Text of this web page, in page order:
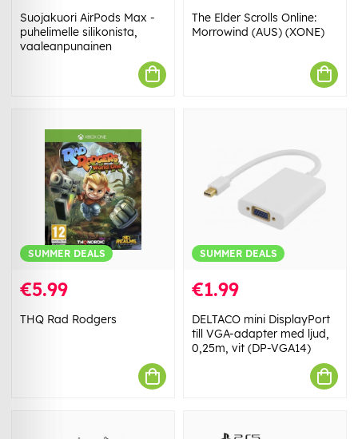
Suojakuori AirPods Max -
puhelimelle silikonista,
vaaleanpunainen
The Elder Scrolls Online:
Morrowind (AUS) (XONE)
SUMMER DEALS
€5.99
THQ Rad Rodgers
SUMMER DEALS
€1.99
DELTACO mini DisplayPort
till VGA-adapter med ljud,
0,25m, vit (DP-VGA14)